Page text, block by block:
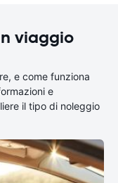
viaggio
e come funziona
e
il tipo di noleggio